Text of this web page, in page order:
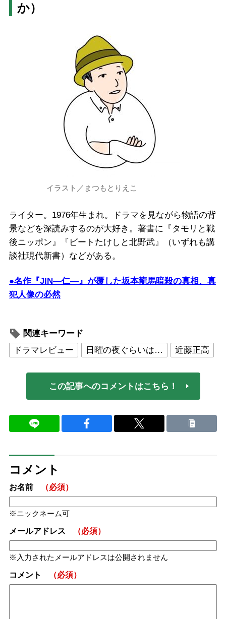
か）
イラスト／まつもとりえこ
ライター。1976年生まれ。ドラマを見ながら物語の背
景などを深読みするのが大好き。著書に『タモリと戦
後ニッポン』『ビートたけしと北野武』（いずれも講
談社現代新書）などがある。
●名作『JIN―仁―』が覆した坂本龍馬暗殺の真相、真
犯人像の必然
関連キーワード
ドラマレビュー
日曜の夜ぐらいは… 近藤正高
この記事へのコメントはこちら！
コメント
お名前 （必須）
ニックネーム可
メールアドレス （必須）
入力されたメールアドレスは公開されません
コメント （必須）